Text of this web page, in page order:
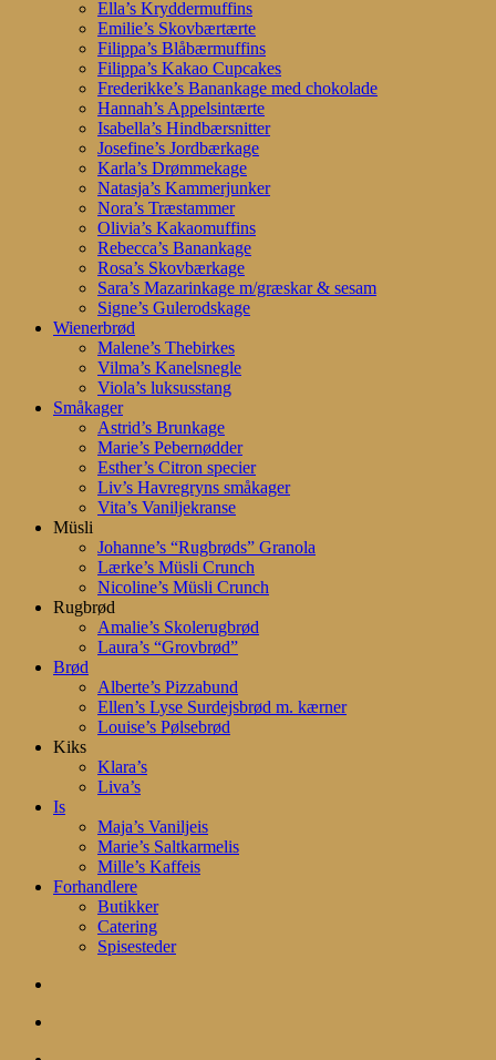
Ella’s Kryddermuffins
Emilie’s Skovbærtærte
Filippa’s Blåbærmuffins
Filippa’s Kakao Cupcakes
Frederikke’s Banankage med chokolade
Hannah’s Appelsintærte
Isabella’s Hindbærsnitter
Josefine’s Jordbærkage
Karla’s Drømmekage
Natasja’s Kammerjunker
Nora’s Træstammer
Olivia’s Kakaomuffins
Rebecca’s Banankage
Rosa’s Skovbærkage
Sara’s Mazarinkage m/græskar & sesam
Signe’s Gulerodskage
Wienerbrød
Malene’s Thebirkes
Vilma’s Kanelsnegle
Viola’s luksusstang
Småkager
Astrid’s Brunkage
Marie’s Pebernødder
Esther’s Citron specier
Liv’s Havregryns småkager
Vita’s Vaniljekranse
Müsli
Johanne’s “Rugbrøds” Granola
Lærke’s Müsli Crunch
Nicoline’s Müsli Crunch
Rugbrød
Amalie’s Skolerugbrød
Laura’s “Grovbrød”
Brød
Alberte’s Pizzabund
Ellen’s Lyse Surdejsbrød m. kærner
Louise’s Pølsebrød
Kiks
Klara’s
Liva’s
Is
Maja’s Vaniljeis
Marie’s Saltkarmelis
Mille’s Kaffeis
Forhandlere
Butikker
Catering
Spisesteder